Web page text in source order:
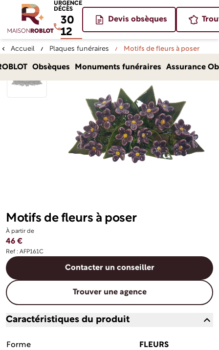
URGENCE
DÉCÈS
30
12
Devis obsèques
Obsèques Monuments funéraires Assurance
Accueil Plaques funéraires Motifs de fleurs à poser
Motifs de fleurs à poser
À partir de
46 €
Ref : AFP161C
Contacter un conseiller
Trouver une agence
Caractéristiques du produit
Forme FLEURS